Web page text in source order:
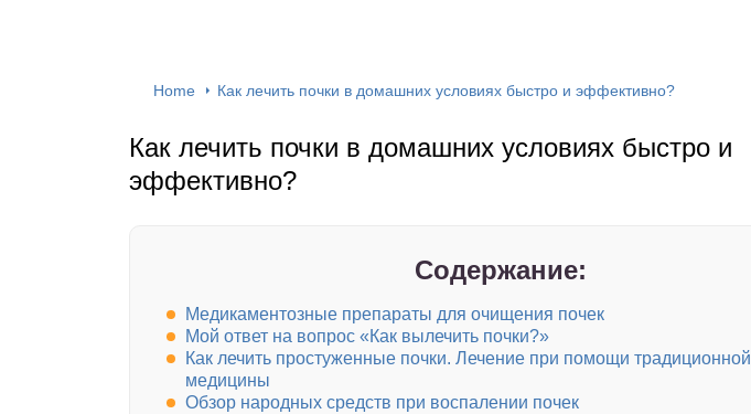
Home Как лечить почки в домашних условиях быстро и эффективно?
Как лечить почки в домашних условиях быстро и
эффективно?
Содержание:
Медикаментозные препараты для очищения почек
Мой ответ на вопрос «Как вылечить почки?»
Как лечить простуженные почки. Лечение при помощи традиционной
медицины
Обзор народных средств при воспалении почек